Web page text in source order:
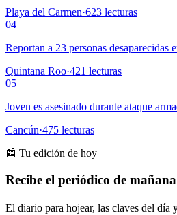
Playa del Carmen·623 lecturas
04
Reportan a 23 personas desaparecidas
Quintana Roo·421 lecturas
05
Joven es asesinado durante ataque
Cancún·475 lecturas
📰 Tu edición de hoy
Recibe el periódico de
El diario para hojear, las claves del